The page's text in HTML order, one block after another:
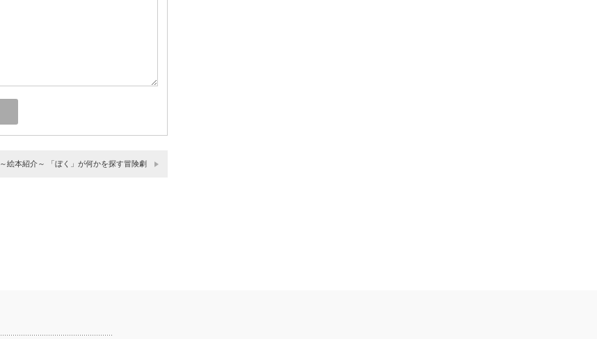
～絵本紹介～ 「ぼく」が何かを探す冒険劇